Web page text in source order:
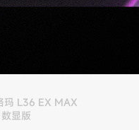
玛 L36 EX MAX
显版